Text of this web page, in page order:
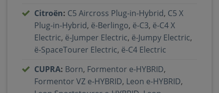
Citroën: C5 Aircross Plug-in-Hybrid, C5 X
Plug-in-Hybrid, ë-Berlingo, ë-C3, ë-C4 X
Electric, ë-Jumper Electric, ë-Jumpy Electric,
ë-SpaceTourer Electric, ë-C4 Electric
CUPRA: Born, Formentor e-HYBRID,
Formentor VZ e-HYBRID, Leon e-HYBRID,